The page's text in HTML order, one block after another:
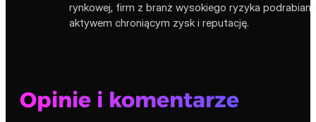
rynkowej, firm z branż wysokiego ryzyka
aktywem chroniącym zysk i reputację.
Opinie i komentarze